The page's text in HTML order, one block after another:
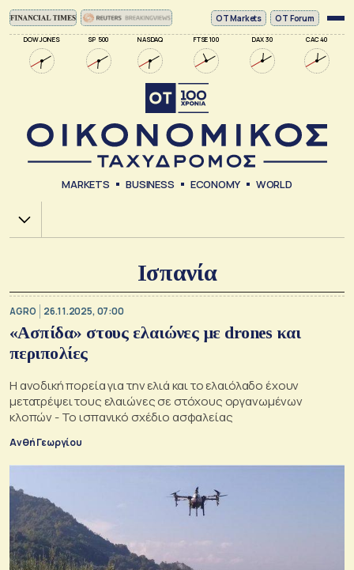
DOW JONES SP 500 NASDAQ FTSE 100 DAX 30 CAC 40
ΟΤ Markets OT Forum
MARKETS BUSINESS ECONOMY WORLD
Χ.Α.
Ισπανία
AGRO 26.11.2025, 07:00
«Ασπίδα» στους ελαιώνες με drones και
περιπολίες
Η ανοδική πορεία για την ελιά και το ελαιόλαδο έχουν
μετατρέψει τους ελαιώνες σε στόχους οργανωμένων
κλοπών - Το ισπανικό σχέδιο ασφαλείας
Ανθή Γεωργίου